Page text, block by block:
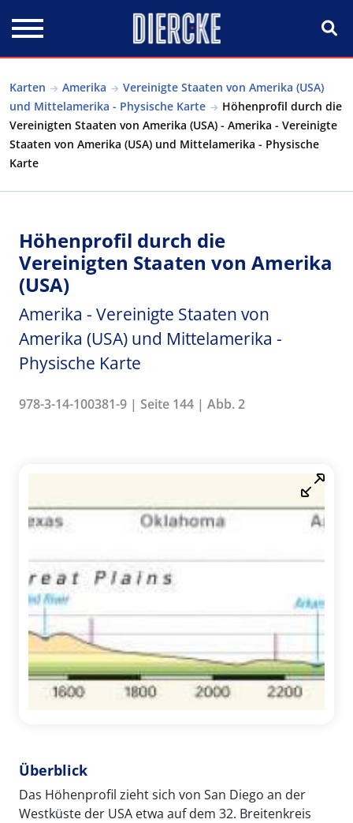
Karten Amerika
Vereinigte Staaten von Amerika (USA)
und Mittelamerika - Physische Karte
Höhenprofil durch die
Vereinigten Staaten von Amerika (USA) - Amerika - Vereinigte
Staaten von Amerika (USA) und Mittelamerika - Physische
Karte
Höhenprofil durch die
Vereinigten Staaten von Amerika
(USA)
Amerika - Vereinigte Staaten von
Amerika (USA) und Mittelamerika -
Physische Karte
978-3-14-100381-9 | Seite 144 | Abb. 2
Überblick
Das Höhenprofil zieht sich von San Diego an der
Westküste der USA etwa auf dem 32. Breitenkreis